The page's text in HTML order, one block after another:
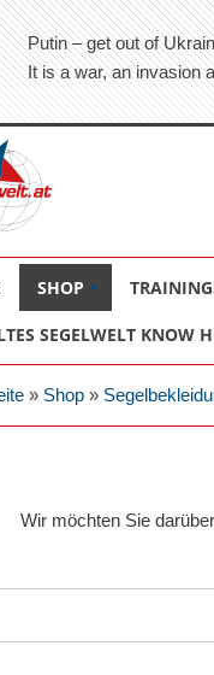
Putin – get out of
It is a war, an invasion
SHOP
SEGELWELT KNOW
» Shop »
Wir möchten Sie